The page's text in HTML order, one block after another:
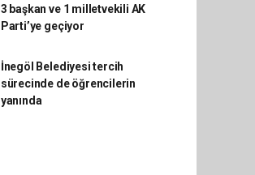
3 başkan ve 1 milletvekili AK
Parti’ye geçiyor
İnegöl Belediyesi tercih
sürecinde de öğrencilerin
yanında